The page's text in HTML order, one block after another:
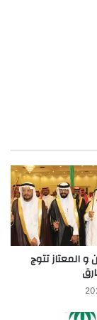
المعتاز تتوج